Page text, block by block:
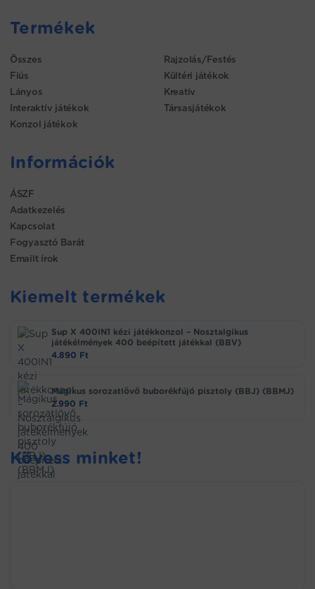
Termékek
Összes
Fiús
Lányos
Interaktív játékok
Konzol játékok
Rajzolás/Festés
Kültéri játékok
Kreatív
Társasjátékok
Információk
ÁSZF
Adatkezelés
Kapcsolat
Fogyasztó Barát
Emailt írok
Kiemelt termékek
Sup X 400IN1 kézi játékkonzol – Nosztalgikus
játékélmények 400 beépített játékkal (BBV)
4.890 Ft
Mágikus sorozatlövő buborékfújó pisztoly (BBJ) (BBMJ)
2.990 Ft
Kövess minket!